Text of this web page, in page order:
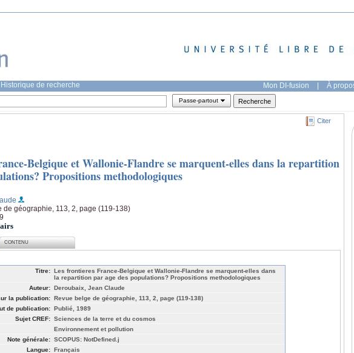
Historique de recherche Mon DI-fusion | À
Passe-partout
Citer
Belgique et Wallonie-Flandre se marquent-elles dans la repartition
Propositions methodologiques
de géographie, 113, 2, page (119-138)
CONTENU
Titre: Les frontieres France-Belgique et Wallonie-Flandre se marquent-elles dans
la repartition par age des populations? Propositions methodologiques
Auteur: Deroubaix, Jean Claude
la publication: Revue belge de géographie, 113, 2, page (119-138)
de publication: Publié, 1989
Sujet CREF: Sciences de la terre et du cosmos
Environnement et pollution
Note générale: SCOPUS: NotDefined.j
Langue: Français